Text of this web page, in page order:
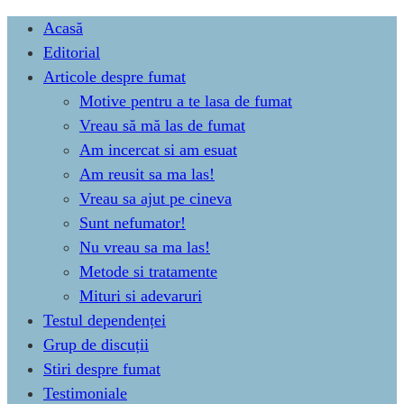
Skip
content
Acasă
Editorial
Articole despre fumat
Motive pentru a te lasa de fumat
Vreau să mă las de fumat
Am incercat si am esuat
Am reusit sa ma las!
Vreau sa ajut pe cineva
Sunt nefumator!
Nu vreau sa ma las!
Metode si tratamente
Mituri si adevaruri
Testul dependenței
Grup de discuții
Stiri despre fumat
Testimoniale